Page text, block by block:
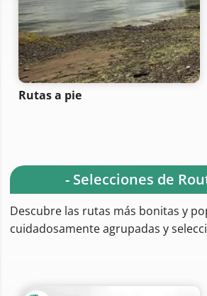
Rutas a pie
- Selecciones de
Descubre las rutas más bonitas y
cuidadosamente agrupadas y